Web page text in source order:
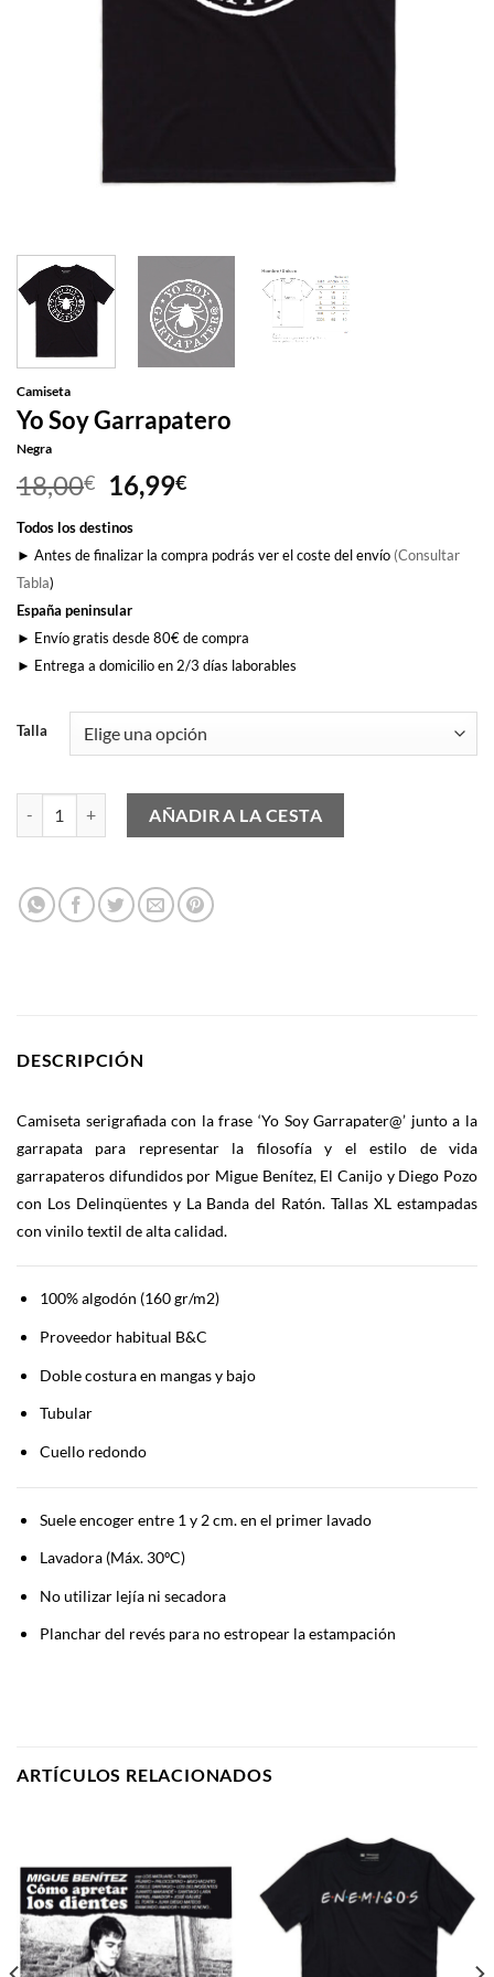
Camiseta
Yo Soy Garrapatero
Negra
18,00€
El
precio
original
era:
16,99€El
es:
Todos los destinos
► Antes de finalizar la compra podrás ver el coste del envío (Consultar
Tabla)
España peninsular
► Envío gratis desde 80€ de compra
► Entrega a domicilio en 2/3 días laborables
Talla
Yo Soy Garrapatero cantidadAÑADIR A LA CESTA
DESCRIPCIÓN
Camiseta serigrafiada con la frase ‘Yo Soy Garrapater@’ junto a la
garrapata para representar la filosofía y el estilo de vida
garrapateros difundidos por Migue Benítez, El Canijo y Diego Pozo
con Los Delinqüentes y La Banda del Ratón. Tallas XL estampadas
con vinilo textil de alta calidad.
100% algodón (160 gr/m2)
Proveedor habitual B&C
Doble costura en mangas y bajo
Tubular
Cuello redondo
Suele encoger entre 1 y 2 cm. en el primer lavado
Lavadora (Máx. 30ºC)
No utilizar lejía ni secadora
Planchar del revés para no estropear la estampación
ARTÍCULOS RELACIONADOS